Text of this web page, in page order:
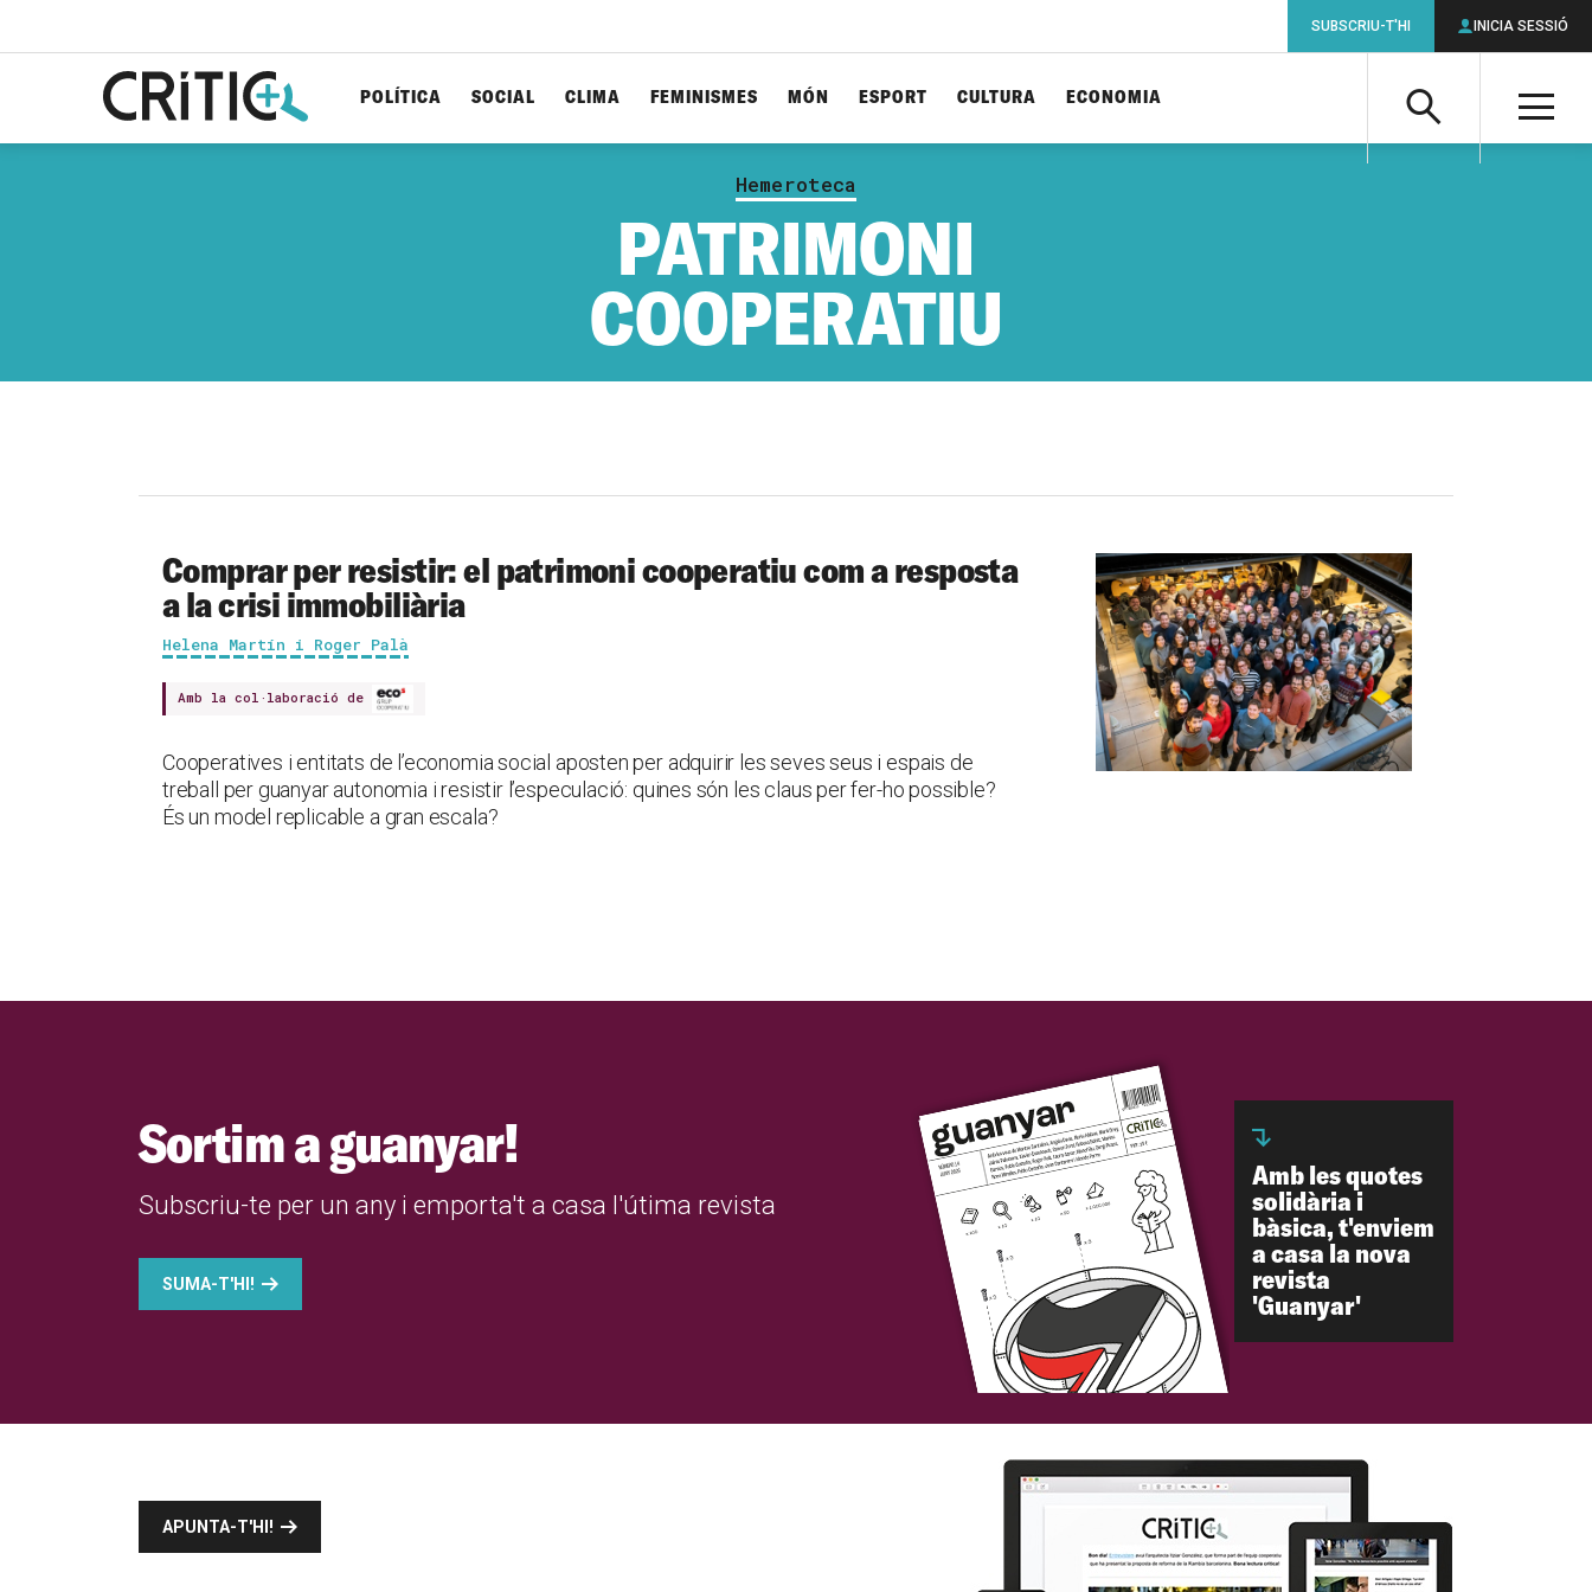
Cerca
POLÍTICA SOCIAL CLIMA FEMINISMES MÓN ESPORT CULTURA ECONOMIA
SUBSCRIU-T'HI INICIA SESSIÓ
Hemeroteca
PATRIMONI
COOPERATIU
Comprar per resistir: el patrimoni cooperatiu com a resposta
a la crisi immobiliària
Helena Martín i Roger Palà
Amb la col·laboració de
Cooperatives i entitats de l’economia social aposten per adquirir les seves seus i espais de
treball per guanyar autonomia i resistir l’especulació: quines són les claus per fer-ho possible?
És un model replicable a gran escala?
Sortim a guanyar!
Subscriu-te per un any i emporta't a casa l'útima revista
SUMA-T'HI!
Amb les quotes
solidària i
bàsica, t'enviem
a casa la nova
revista
'Guanyar'
APUNTA-T'HI!